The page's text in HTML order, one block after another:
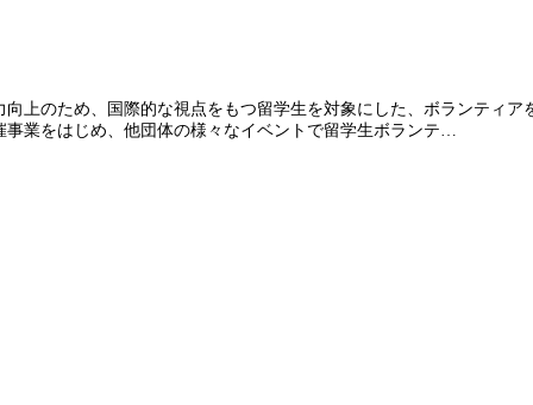
上のため、国際的な視点をもつ留学生を対象にした、ボランティア
業をはじめ、他団体の様々なイベントで留学生ボランテ…